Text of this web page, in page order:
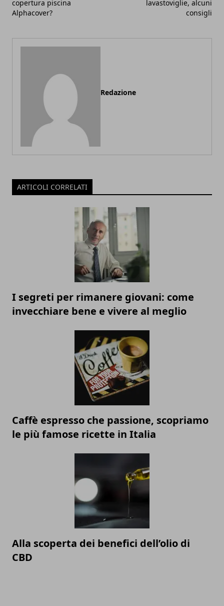
copertura piscina
Alphacover?
lavastoviglie, alcuni
consigli
Redazione
ARTICOLI CORRELATI
I segreti per rimanere giovani: come
invecchiare bene e vivere al meglio
Caffè espresso che passione, scopriamo
le più famose ricette in Italia
Alla scoperta dei benefici dell’olio di
CBD